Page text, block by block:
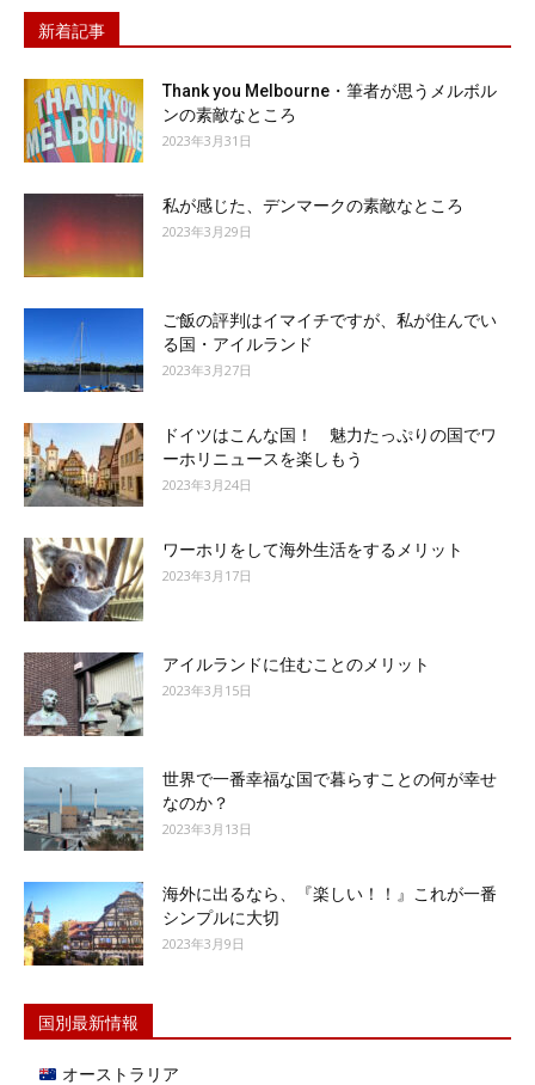
新着記事
Thank you Melbourne・筆者が思うメルボル
ンの素敵なところ
2023年3月31日
私が感じた、デンマークの素敵なところ
2023年3月29日
ご飯の評判はイマイチですが、私が住んでい
る国・アイルランド
2023年3月27日
ドイツはこんな国！ 魅力たっぷりの国でワ
ーホリニュースを楽しもう
2023年3月24日
ワーホリをして海外生活をするメリット
2023年3月17日
アイルランドに住むことのメリット
2023年3月15日
世界で一番幸福な国で暮らすことの何が幸せ
なのか？
2023年3月13日
海外に出るなら、『楽しい！！』これが一番
シンプルに大切
2023年3月9日
国別最新情報
オーストラリア